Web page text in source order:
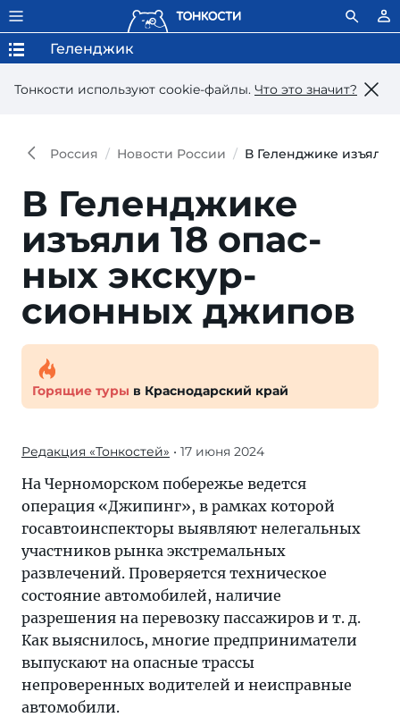
Тонкости используют сookie-файлы. Что это значит?
Геленджик
Россия Новости России В Геленджике изъяли
В Геленджике
изъяли 18 опас­
ных экскур­
сионных джипов
Горящие туры в Краснодарский край
Редакция «Тонкостей» • 17 июня 2024
На Черноморском побережье ведется
операция «Джипинг», в рамках которой
госавтоинспекторы выявляют нелегальных
участников рынка экстремальных
развлечений. Проверяется техническое
состояние автомобилей, наличие
разрешения на перевозку пассажиров и т. д.
Как выяснилось, многие предприниматели
выпускают на опасные трассы
непроверенных водителей и неисправные
автомобили.